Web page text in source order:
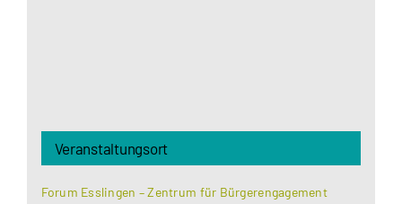
Veranstaltungsort
Forum Esslingen – Zentrum für Bürgerengagement